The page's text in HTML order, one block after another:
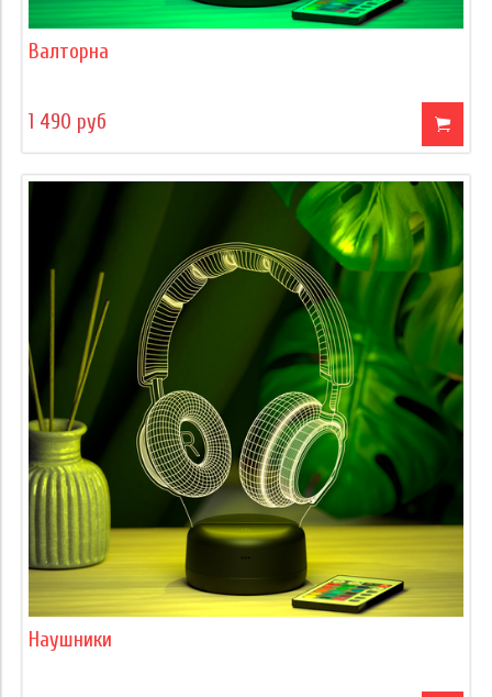
Валторна
1 490 руб
Наушники